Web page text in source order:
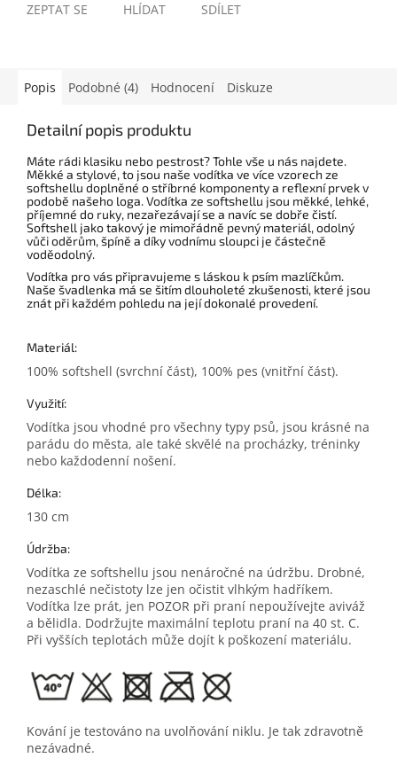
ZEPTAT SE HLÍDAT SDÍLET
Popis Podobné (4) Hodnocení Diskuze
Detailní popis produktu
Máte rádi klasiku nebo pestrost? Tohle vše u nás najdete.
Měkké a stylové, to jsou naše vodítka ve více vzorech ze
softshellu doplněné o stříbrné komponenty a reflexní prvek v
podobě našeho loga. Vodítka ze softshellu jsou měkké, lehké,
příjemné do ruky, nezařezávají se a navíc se dobře čistí.
Softshell jako takový je mimořádně pevný materiál, odolný
vůči oděrům, špíně a díky vodnímu sloupci je částečně
voděodolný.
Vodítka pro vás připravujeme s láskou k psím mazlíčkům.
Naše švadlenka má se šitím dlouholeté zkušenosti, které jsou
znát při každém pohledu na její dokonalé provedení.
Materiál:
100% softshell (svrchní část), 100% pes (vnitřní část).
Využití:
Vodítka jsou vhodné pro všechny typy psů, jsou krásné na
parádu do města, ale také skvělé na procházky, tréninky
nebo každodenní nošení.
Délka:
130 cm
Údržba:
Vodítka ze softshellu jsou nenáročné na údržbu. Drobné,
nezaschlé nečistoty lze jen očistit vlhkým hadříkem.
Vodítka lze prát, jen POZOR při praní nepoužívejte aviváž
a bělidla. Dodržujte maximální teplotu praní na 40 st. C.
Při vyšších teplotách může dojít k poškození materiálu.
Kování je testováno na uvolňování niklu. Je tak zdravotně
nezávadné.